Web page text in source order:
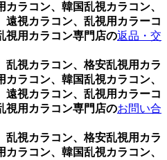
カラコン、韓国乱視カラコン、
遠視カラコン、乱視用カラーコ
視用カラコン専門店の返品・交
乱視カラコン、格安乱視用カラ
カラコン、韓国乱視カラコン、
遠視カラコン、乱視用カラーコ
視用カラコン専門店のお問い合
乱視カラコン、格安乱視用カラ
カラコン、韓国乱視カラコン、